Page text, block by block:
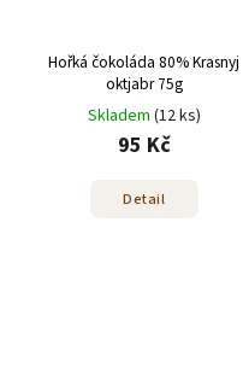
Hořká čokoláda 80% Krasnyj
oktjabr 75g
Skladem (12 ks)
95 Kč
Detail